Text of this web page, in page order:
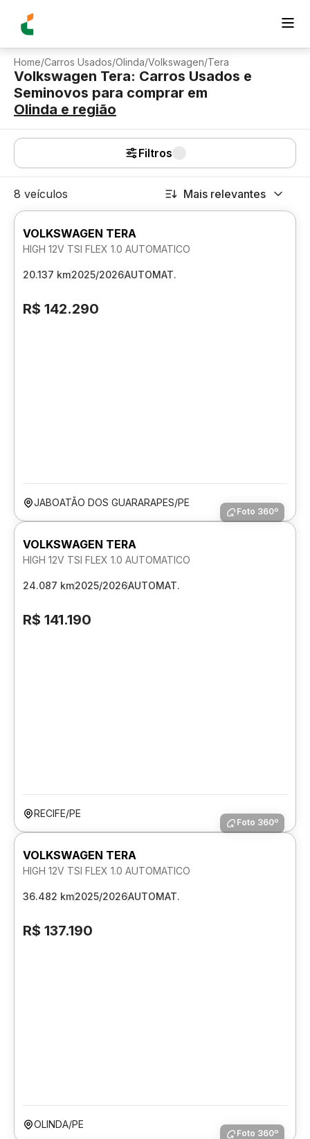
Home/Carros Usados/Olinda/Volkswagen/Tera
Volkswagen Tera: Carros Usados e
Seminovos para comprar em
Olinda e região
Filtros
8 veículos Mais relevantes
VOLKSWAGEN TERA
HIGH 12V TSI FLEX 1.0 AUTOMATICO
20.137 km2025/2026AUTOMAT.
R$ 142.290
JABOATÃO DOS GUARARAPES/PE
Foto 360º
VOLKSWAGEN TERA
HIGH 12V TSI FLEX 1.0 AUTOMATICO
24.087 km2025/2026AUTOMAT.
R$ 141.190
RECIFE/PE
Foto 360º
VOLKSWAGEN TERA
HIGH 12V TSI FLEX 1.0 AUTOMATICO
36.482 km2025/2026AUTOMAT.
R$ 137.190
OLINDA/PE
Foto 360º